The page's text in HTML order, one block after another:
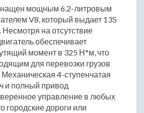
мощным 6.2-литровым
V8, который выдает 135
на отсутствие
обеспечивает
момент в 325 Н*м, что
для перевозки грузов
Механическая 4-ступенчатая
и полный привод
управление в любых
городские дороги или